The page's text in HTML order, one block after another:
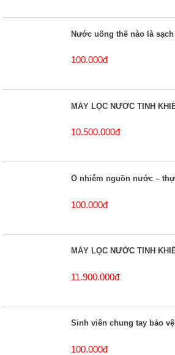
Nước uống thế nào là sạch
100.000đ
MÁY LỌC NƯỚC TINH
10.500.000đ
Ô nhiễm nguồn nước –
100.000đ
MÁY LỌC NƯỚC TINH
11.900.000đ
Sinh viên chung tay bảo
100.000đ